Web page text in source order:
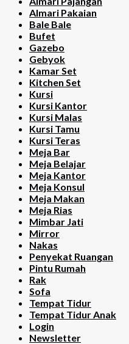
Almari Pakaian
Bale Bale
Bufet
Gazebo
Gebyok
Kamar Set
Kitchen Set
Kursi
Kursi Kantor
Kursi Malas
Kursi Tamu
Kursi Teras
Meja Bar
Meja Belajar
Meja Kantor
Meja Konsul
Meja Makan
Meja Rias
Mimbar Jati
Mirror
Nakas
Penyekat Ruangan
Pintu Rumah
Rak
Sofa
Tempat Tidur
Tempat Tidur Anak
Login
Newsletter